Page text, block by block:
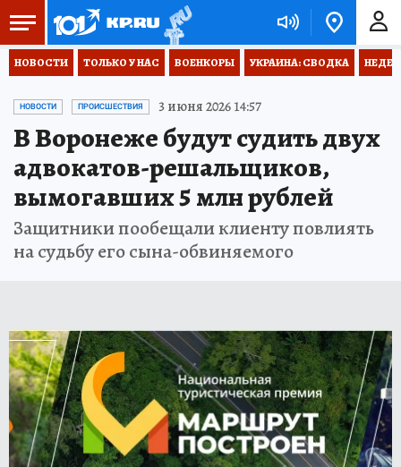
НОВОСТИ ТОЛЬКО У НАС ВОЕНКОРЫ УКРАИНА: СВОДКА
НОВОСТИ ПРОИСШЕСТВИЯ 3 июня 2026 14:57
В Воронеже будут судить двух
адвокатов-решальщиков,
вымогавших 5 млн рублей
Защитники пообещали клиенту повлиять
на судьбу его сына-обвиняемого